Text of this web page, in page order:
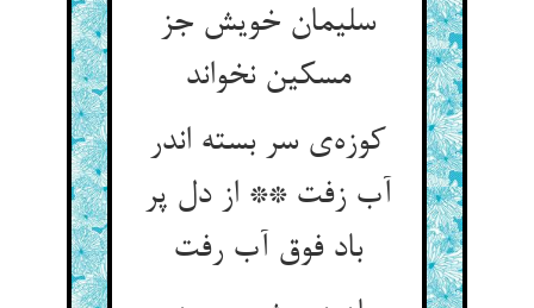
سلیمان خویش جز
مسکین نخواند
کوزه‌‌ی سر بسته اندر
آب زفت ** از دل پر
باد فوق آب رفت‌‌